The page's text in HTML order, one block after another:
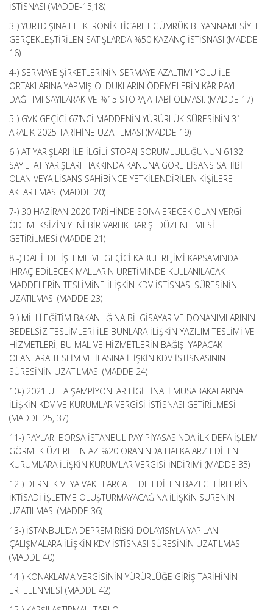
İSTİSNASI (MADDE-15,18)
3-) YURTDIŞINA ELEKTRONİK TİCARET GÜMRÜK BEYANNAMESİYLE
GERÇEKLEŞTİRİLEN SATIŞLARDA %50 KAZANÇ İSTİSNASI (MADDE
16)
4-) SERMAYE ŞİRKETLERİNİN SERMAYE AZALTIMI YOLU İLE
ORTAKLARINA YAPMIŞ OLDUKLARIN ÖDEMELERİN KÂR PAYI
DAĞITIMI SAYILARAK VE %15 STOPAJA TABİ OLMASI. (MADDE 17)
5-) GVK GEÇİCİ 67’NCİ MADDENİN YÜRÜRLÜK SÜRESİNİN 31
ARALIK 2025 TARİHİNE UZATILMASI (MADDE 19)
6-) AT YARIŞLARI İLE İLGİLİ STOPAJ SORUMLULUĞUNUN 6132
SAYILI AT YARIŞLARI HAKKINDA KANUNA GÖRE LİSANS SAHİBİ
OLAN VEYA LİSANS SAHİBİNCE YETKİLENDİRİLEN KİŞİLERE
AKTARILMASI (MADDE 20)
7-) 30 HAZİRAN 2020 TARİHİNDE SONA ERECEK OLAN VERGİ
ÖDEMEKSİZİN YENİ BİR VARLIK BARIŞI DÜZENLEMESİ
GETİRİLMESİ (MADDE 21)
8 -) DAHİLDE İŞLEME VE GEÇİCİ KABUL REJİMİ KAPSAMINDA
İHRAÇ EDİLECEK MALLARIN ÜRETİMİNDE KULLANILACAK
MADDELERİN TESLİMİNE İLİŞKİN KDV İSTİSNASI SÜRESİNİN
UZATILMASI (MADDE 23)
9-) MİLLÎ EĞİTİM BAKANLIĞINA BİLGİSAYAR VE DONANIMLARININ
BEDELSİZ TESLİMLERİ İLE BUNLARA İLİŞKİN YAZILIM TESLİMİ VE
HİZMETLERİ, BU MAL VE HİZMETLERİN BAĞIŞI YAPACAK
OLANLARA TESLİM VE İFASINA İLİŞKİN KDV İSTİSNASININ
SÜRESİNİN UZATILMASI (MADDE 24)
10-) 2021 UEFA ŞAMPİYONLAR LİGİ FİNALİ MÜSABAKALARINA
İLİŞKİN KDV VE KURUMLAR VERGİSİ İSTİSNASI GETİRİLMESİ
(MADDE 25, 37)
11-) PAYLARI BORSA İSTANBUL PAY PİYASASINDA İLK DEFA İŞLEM
GÖRMEK ÜZERE EN AZ %20 ORANINDA HALKA ARZ EDİLEN
KURUMLARA İLİŞKİN KURUMLAR VERGİSİ İNDİRİMİ (MADDE 35)
12-) DERNEK VEYA VAKIFLARCA ELDE EDİLEN BAZI GELİRLERİN
İKTİSADİ İŞLETME OLUŞTURMAYACAĞINA İLİŞKİN SÜRENİN
UZATILMASI (MADDE 36)
13-) İSTANBUL’DA DEPREM RİSKİ DOLAYISIYLA YAPILAN
ÇALIŞMALARA İLİŞKİN KDV İSTİSNASI SÜRESİNİN UZATILMASI
(MADDE 40)
14-) KONAKLAMA VERGİSİNİN YÜRÜRLÜĞE GİRİŞ TARİHİNİN
ERTELENMESİ (MADDE 42)